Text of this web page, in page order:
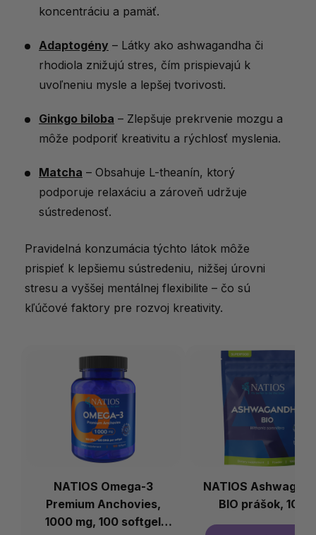
koncentráciu a pamäť.
Adaptogény – Látky ako ashwagandha či
rhodiola znižujú stres, čím prispievajú k
uvoľneniu mysle a lepšej tvorivosti.
Ginkgo biloba – Zlepšuje prekrvenie mozgu a
môže podporiť kreativitu a rýchlosť myslenia.
Matcha – Obsahuje L-theanín, ktorý
podporuje relaxáciu a zároveň udržuje
sústredenosť.
Pravidelná konzumácia týchto látok môže
prispieť k lepšiemu sústredeniu, nižšej úrovni
stresu a vyššej mentálnej flexibilite – čo sú
kľúčové faktory pre rozvoj kreativity.
NATIOS Omega-3
Premium Anchovies,
1000 mg, 100 softgel
NATIOS
BIO prášok, 100 g